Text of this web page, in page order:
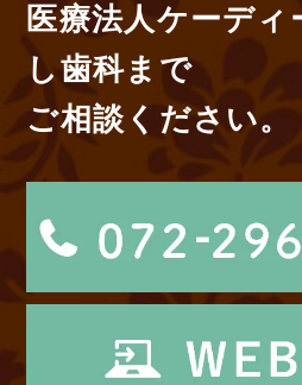
医療法人ケーディ
し歯科まで
ご相談ください。